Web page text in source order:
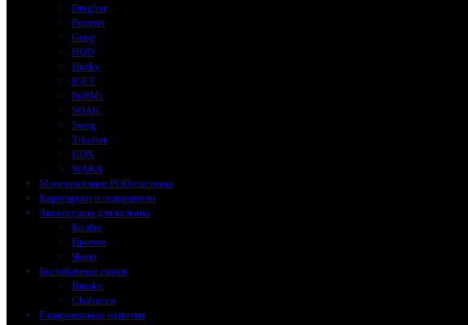
Dragbar
Fummo
Gang
HQD
Husky
IGET
PuffMi
SOAK
Swog
Tikobar
UDN
WAKA
Многоразовые POD-системы
Картриджи и испарители
Аксессуары для кальяна
Колбы
Прочее
Чаши
Бестабачные смеси
Brusko
Chabacco
Газированные напитки